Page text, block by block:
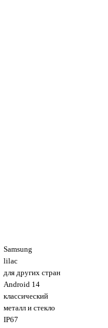
Samsung
lilac
для других стран
Android 14
классический
металл и стекло
IP67